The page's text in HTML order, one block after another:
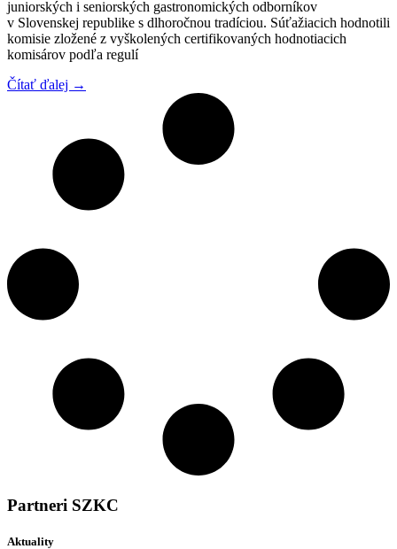
juniorských i seniorských gastronomických odborníkov
v Slovenskej republike s dlhoročnou tradíciou. Súťažiacich hodnotili
komisie zložené z vyškolených certifikovaných hodnotiacich
komisárov podľa regulí
Čítať ďalej →
Partneri SZKC
Aktuality